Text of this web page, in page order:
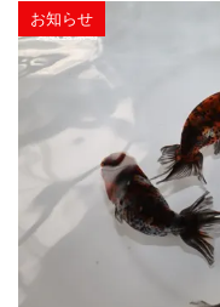
お知らせ